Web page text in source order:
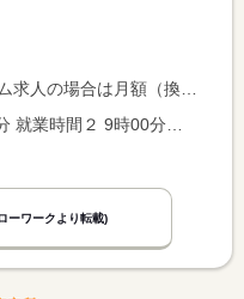
ート求人の場合は時間額を表示しています。
ーワークより転載)